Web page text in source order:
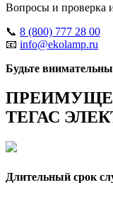
Вопросы и проверка
📞 8 (800) 777 28 00
📧 info@ekolamp.ru
Будьте
ТЕГАС
Длительный срок